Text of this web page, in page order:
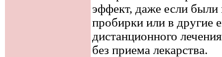
эффект, даже если
пробирки или в другие
дистанционного
без приема лекарства.